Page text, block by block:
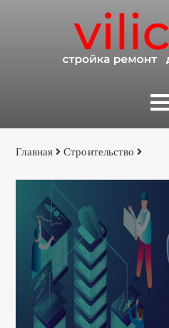
Главная Строительство